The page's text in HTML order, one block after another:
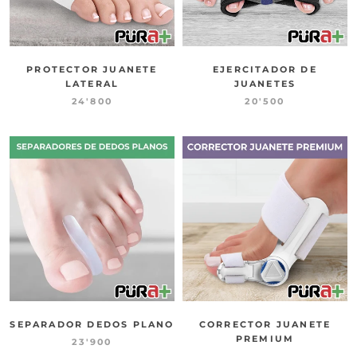
PROTECTOR JUANETE
LATERAL
24'800
EJERCITADOR DE
JUANETES
20'500
SEPARADOR DEDOS PLANO
23'900
CORRECTOR JUANETE
PREMIUM